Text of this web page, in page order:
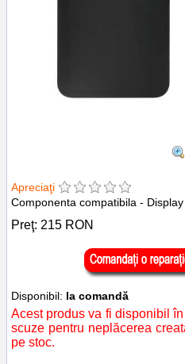
Apreciaţi
Componenta compatibila -
Preţ: 215 RON
Disponibil: la comandă
Acest produs va fi disponibil
scuze pentru neplăcerea
pe stoc.